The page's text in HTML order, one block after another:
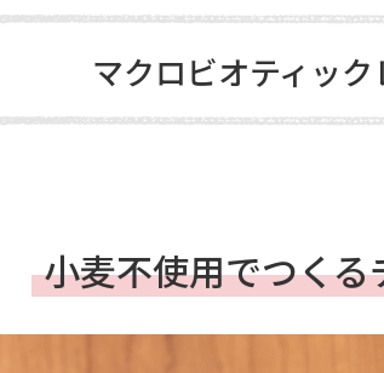
マクロビオティック
小麦不使用でつくる